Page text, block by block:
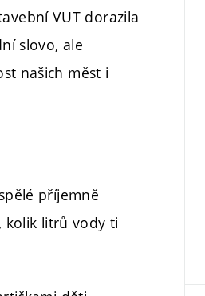
VUT dorazila
slovo, ale
našich měst i
příjemně
kolik litrů vody ti